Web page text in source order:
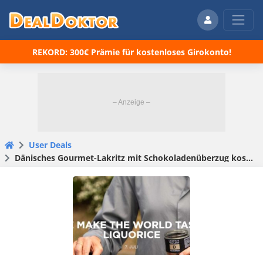
REKORD: 300€ Prämie für kostenloses Girokonto!
User Deals
Dänisches Gourmet-Lakritz mit Schokoladenüberzug kostenlos probieren am 07.07.2023 in München, Hamburg, Berlin oder im Online